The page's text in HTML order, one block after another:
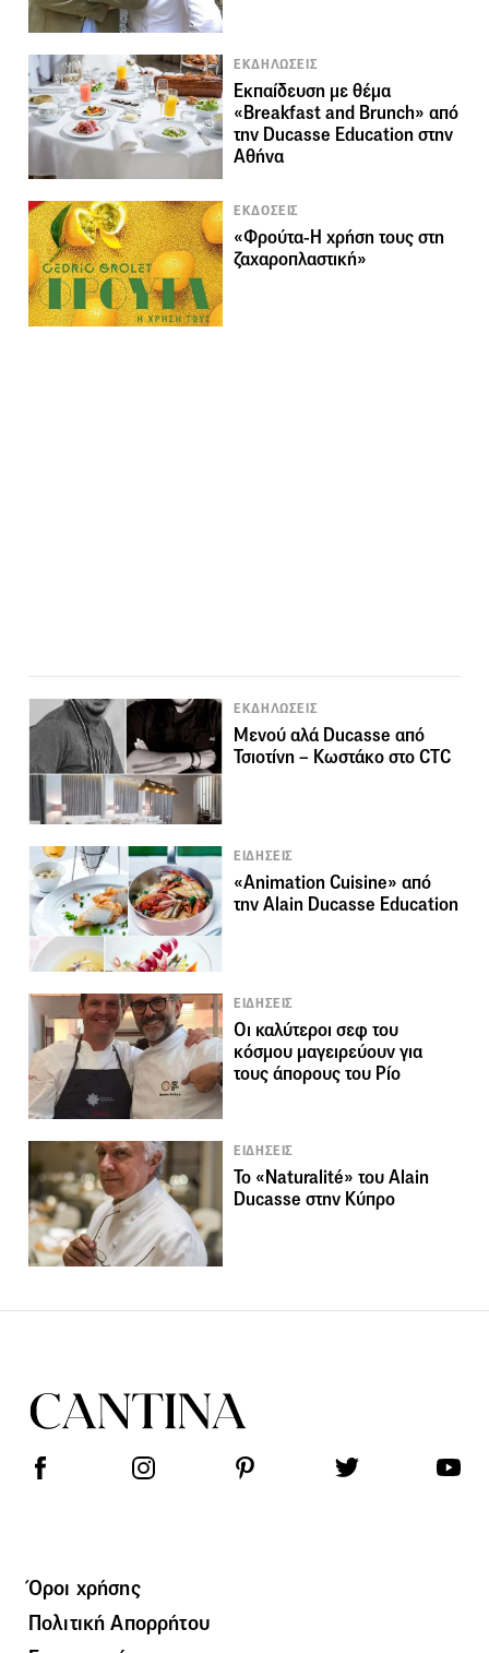
ΕΚΔΗΛΩΣΕΙΣ
Εκπαίδευση με θέμα
«Breakfast and Brunch» από
την Ducasse Education στην
Αθήνα
ΕΚΔΟΣΕΙΣ
«Φρούτα-Η χρήση τους στη
ζαχαροπλαστική»
ΕΚΔΗΛΩΣΕΙΣ
Μενού αλά Ducasse από
Τσιοτίνη – Κωστάκο στο CTC
ΕΙΔΗΣΕΙΣ
«Animation Cuisine» από
την Alain Ducasse Education
ΕΙΔΗΣΕΙΣ
Οι καλύτεροι σεφ του
κόσμου μαγειρεύουν για
τους άπορους του Ρίο
ΕΙΔΗΣΕΙΣ
To «Naturalité» του Alain
Ducasse στην Κύπρο
Όροι χρήσης
Πολιτική Απορρήτου